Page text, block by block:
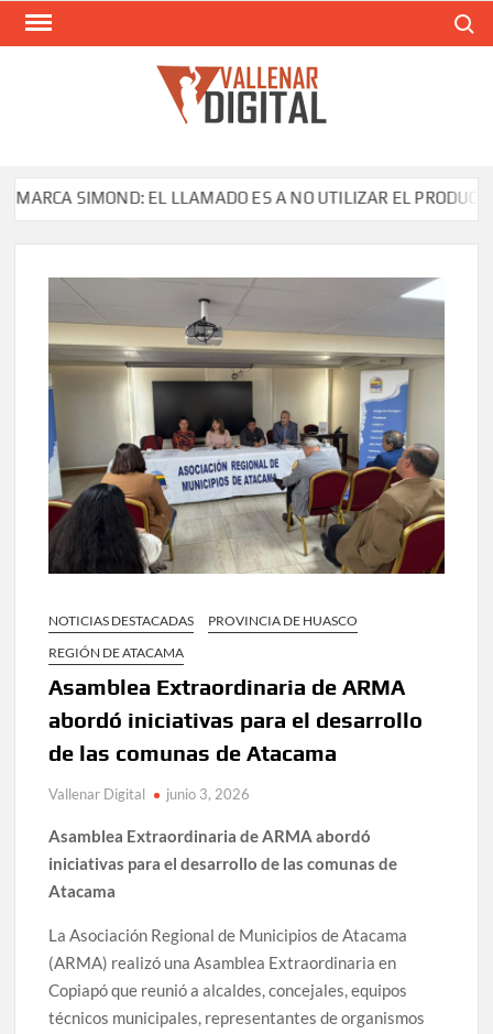
Saltar
EL LLAMADO ES A NO UTILIZAR EL PRODUCTO
NOTICIAS DESTACADAS
PROVINCIA DE HUASCO
REGIÓN DE ATACAMA
Asamblea Extraordinaria de ARMA
abordó iniciativas para el desarrollo
de las comunas de Atacama
Vallenar Digital junio 3, 2026
Asamblea Extraordinaria de ARMA abordó
iniciativas para el desarrollo de las comunas de
Atacama
La Asociación Regional de Municipios de Atacama
(ARMA) realizó una Asamblea Extraordinaria en
Copiapó que reunió a alcaldes, concejales, equipos
técnicos municipales, representantes de organismos